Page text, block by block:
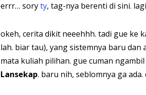
errr… soryty, tag-nya berenti di sini.
okeh, cerita dikit neeehhh. tadi gue ke
lah. biar tau), yang sistemnya baru
mata kuliah pilihan. gue cuman
Lansekap. baru nih, seblomnya ga